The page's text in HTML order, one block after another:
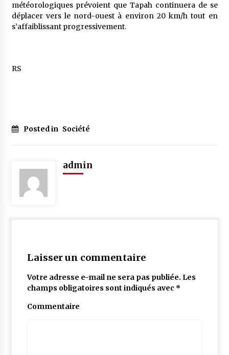
Tradition orale/ D’où viennent les contes et à
5 ans ago
météorologiques prévoient que Tapah continuera de se
déplacer vers le nord-ouest à environ 20 km/h tout en
s’affaiblissant progressivement.
RS
Posted in Société
admin
Laisser un commentaire
Votre adresse e-mail ne sera pas publiée. Les
champs obligatoires sont indiqués avec *
Commentaire